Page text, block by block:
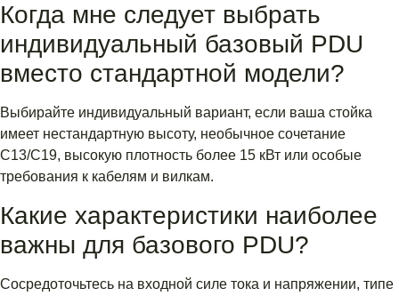
Когда мне следует выбрать
индивидуальный базовый PDU
вместо стандартной модели?
Выбирайте индивидуальный вариант, если ваша стойка
имеет нестандартную высоту, необычное сочетание
C13/C19, высокую плотность более 15 кВт или особые
требования к кабелям и вилкам.
Какие характеристики наиболее
важны для базового PDU?
Сосредоточьтесь на входной силе тока и напряжении, типе